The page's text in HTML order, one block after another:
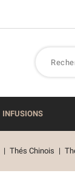
INFUSIONS
Thés Chinois